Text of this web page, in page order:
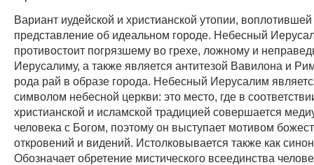
Вариант иудейской и христианской утопии, воплотившей
представление об идеальном городе. Небесный
противостоит погрязшему во грехе, ложному и
Иерусалиму, а также является антитезой Вавилона и
рода рай в образе города. Небесный Иерусалим
символом небесной церкви: это место, где в
христианской и исламской традицией совершается
человека с Богом, поэтому он выступает мотивом
откровений и видений. Истолковывается также как
Обозначает обретение мистического всеединства